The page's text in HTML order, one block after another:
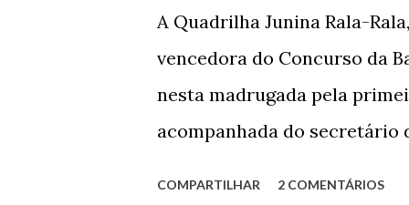
Melo mandou construir a
dos Passos, que foi
Joaquim de Vasconcelos. A
A Quadrilha Junina Rala-
vencedora do Concurso da
nesta madrugada pela
acompanhada do secretário
COMPARTILHAR 2 COMENTÁRIOS